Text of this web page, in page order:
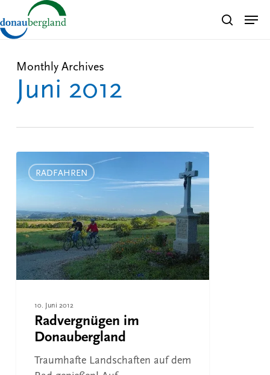
to
main
search
Monthly Archives
Juni 2012
RADFAHREN
10. Juni 2012
Radvergnügen im
Donaubergland
Traumhafte Landschaften auf dem